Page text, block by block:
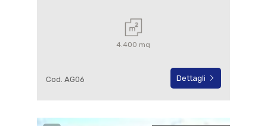
4.400 mq
Cod. AG06 Dettagli